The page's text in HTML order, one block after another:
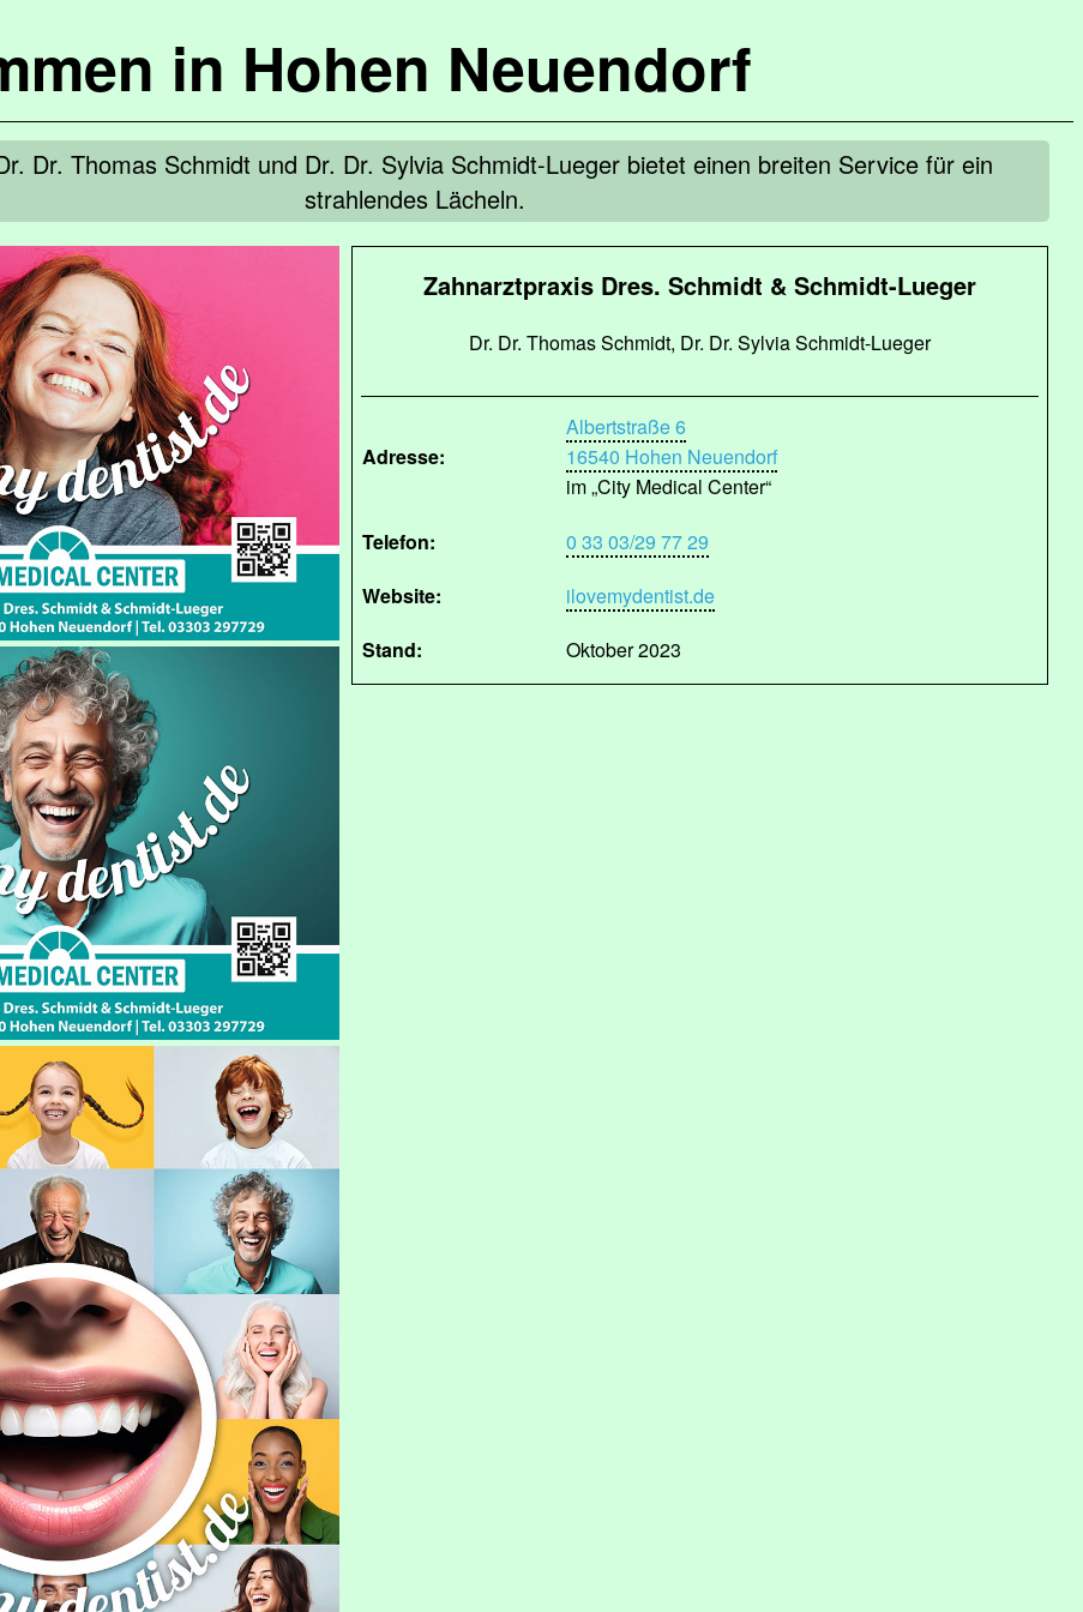
in Hohen Neuendorf
Dr. Thomas Schmidt und Dr. Dr. Sylvia Schmidt-Lueger bietet einen breiten Service für ein
strahlendes Lächeln.
Zahnarztpraxis Dres. Schmidt & Schmidt-Lueger
Dr. Dr. Thomas Schmidt, Dr. Dr. Sylvia Schmidt-Lueger
Adresse:
Albertstraße 6
16540 Hohen Neuendorf
im „City Medical Center“
Telefon:
0 33 03/29 77 29
Website:
ilovemydentist.de
Stand:
Oktober 2023